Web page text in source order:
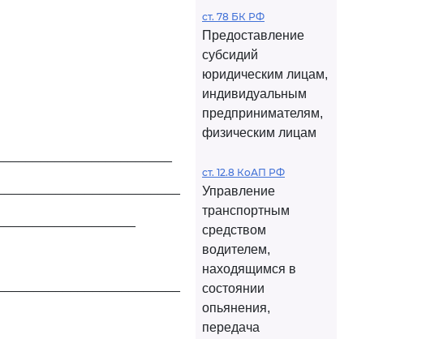
ст. 78 БК РФ
Предоставление
субсидий
юридическим лицам,
индивидуальным
предпринимателям,
физическим лицам
ст. 12.8 КоАП РФ
Управление
транспортным
средством
водителем,
находящимся в
состоянии
опьянения,
передача